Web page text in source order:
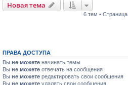
Новая тема
6 тем • Страница
ПРАВА ДОСТУПА
Вы не можете начинать темы
Вы не можете отвечать на сообщения
Вы не можете редактировать свои сообщения
Вы не можете удалять свои сообщения